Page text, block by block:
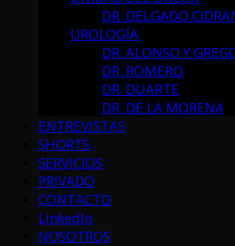
DR. DELGADO
UROLOGÍA
DR. ALONSO Y
DR. ROMERO
DR. DUARTE
DR. DE LA MORENA
ENTREVISTAS
SHORTS
SERVICIOS
PRIVADO
CONTACTO
LinkedIn
NOSOTROS